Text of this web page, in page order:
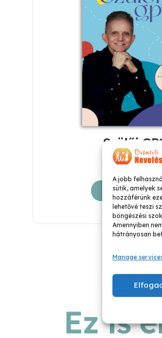
A jobb
sütik, amelyek
hozzáférünk
lehetővé teszi
böngészési
Amennyiben
hátrányosan
Manage
Szülői
4.500Ft
Kosárba teszem
Ha
Ez is